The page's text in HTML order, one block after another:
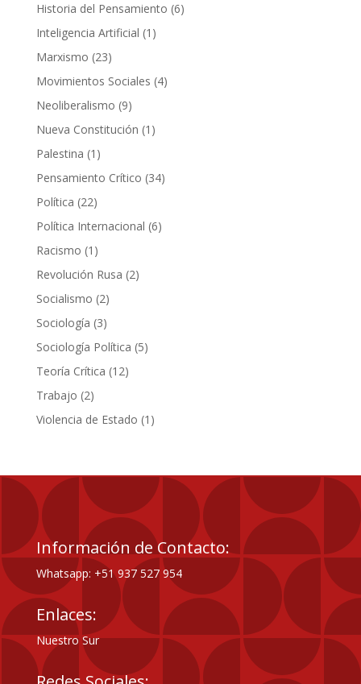
Historia del Pensamiento 66
Inteligencia Artificial 1 1
Marxismo 2323
productos
Movimientos Sociales 44
Neoliberalismo 99
productos
Nueva Constitución 1 1
Palestina 1 1
producto
Pensamiento Crítico 3434
Política 2222
productos
Política Internacional 66
Racismo 1 1
producto
Revolución Rusa 22
Socialismo 22
productos
Sociología 33
productos
Sociología Política 55
Teoría Crítica 1212
Trabajo 22
productos
Violencia de Estado 1 1
Información de Contacto:
Whatsapp: +51 937 527 954
Enlaces:
Nuestro Sur